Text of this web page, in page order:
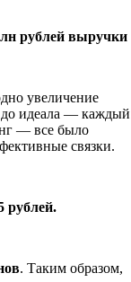
рублей выручки
увеличение
идеала — каждый
— все было
связки.
рублей.
. Таким образом,